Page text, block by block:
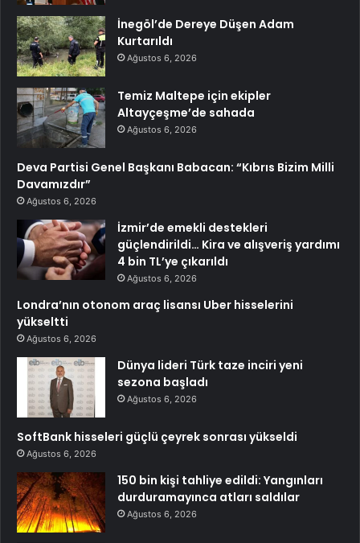
İnegöl’de Dereye Düşen Adam
Kurtarıldı
Ağustos 6, 2026
Temiz Maltepe için ekipler
Altayçeşme’de sahada
Ağustos 6, 2026
Deva Partisi Genel Başkanı Babacan: “Kıbrıs Bizim Milli
Davamızdır”
Ağustos 6, 2026
İzmir’de emekli destekleri
güçlendirildi… Kira ve alışveriş yardımı
4 bin TL’ye çıkarıldı
Ağustos 6, 2026
Londra’nın otonom araç lisansı Uber hisselerini
yükseltti
Ağustos 6, 2026
Dünya lideri Türk taze inciri yeni
sezona başladı
Ağustos 6, 2026
SoftBank hisseleri güçlü çeyrek sonrası yükseldi
Ağustos 6, 2026
150 bin kişi tahliye edildi: Yangınları
durduramayınca atları saldılar
Ağustos 6, 2026